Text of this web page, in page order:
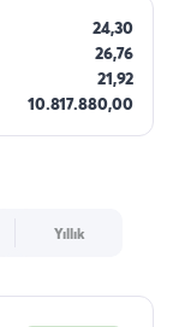
24,30
26,76
21,92
10.817.880,00
Yıllık